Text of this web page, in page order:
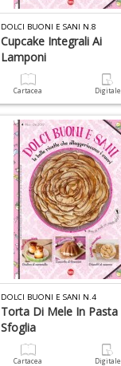
DOLCI BUONI E SANI N.8
Cupcake Integrali Ai
Lamponi
Cartacea Digitale
DOLCI BUONI E SANI N.4
Torta Di Mele In Pasta
Sfoglia
Cartacea Digitale